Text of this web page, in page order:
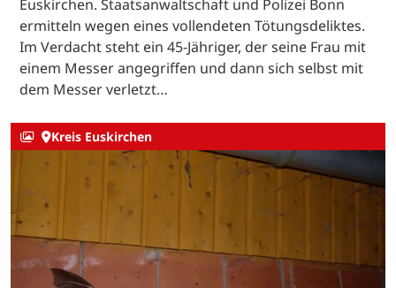
Euskirchen. Staatsanwaltschaft und Polizei Bonn
ermitteln wegen eines vollendeten Tötungsdeliktes.
Im Verdacht steht ein 45-Jähriger, der seine Frau mit
einem Messer angegriffen und dann sich selbst mit
dem Messer verletzt…
Kreis Euskirchen